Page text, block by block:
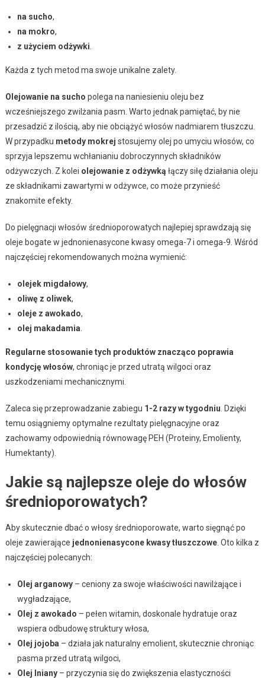
na sucho,
na mokro,
z użyciem odżywki
Każda z tych metod ma swoje unikalne zalety.
Olejowanie na sucho polega na naniesieniu oleju bez
wcześniejszego zwilżania pasm. Warto jednak pamiętać, by nie
przesadzić z ilością, aby nie obciążyć włosów nadmiarem tłuszczu.
W przypadku metody mokrej stosujemy olej po umyciu włosów, co
sprzyja lepszemu wchłanianiu dobroczynnych składników
odżywczych. Z kolei olejowanie z odżywką łączy siłę działania oleju
ze składnikami zawartymi w odżywce, co może przynieść
znakomite efekty.
Do pielęgnacji włosów średnioporowatych najlepiej sprawdzają się
oleje bogate w jednonienasycone kwasy omega-7 i omega-9. Wśród
najczęściej rekomendowanych można wymienić:
olejek migdałowy,
oliwę z oliwek,
oleje z awokado,
olej makadamia
Regularne stosowanie tych produktów znacząco poprawia
kondycję włosów, chroniąc je przed utratą wilgoci oraz
uszkodzeniami mechanicznymi.
Zaleca się przeprowadzanie zabiegu 1-2 razy w tygodniu . Dzięki
temu osiągniemy optymalne rezultaty pielęgnacyjne oraz
zachowamy odpowiednią równowagę PEH (Proteiny, Emolienty,
Humektanty).
Jakie są najlepsze oleje do włosów
średnioporowatych?
Aby skutecznie dbać o włosy średnioporowate, warto sięgnąć po
oleje zawierające jednonienasycone kwasy tłuszczowe. Oto kilka z
najczęściej polecanych:
Olej arganowy– ceniony za swoje właściwości nawilżające i
wygładzające,
Olej z awokado – pełen witamin, doskonale hydratuje oraz
wspiera odbudowę struktury włosa,
Olej jojoba – działa jak naturalny emolient, skutecznie chroniąc
pasma przed utratą wilgoci,
Olej lniany– przyczynia się do zwiększenia elastyczności